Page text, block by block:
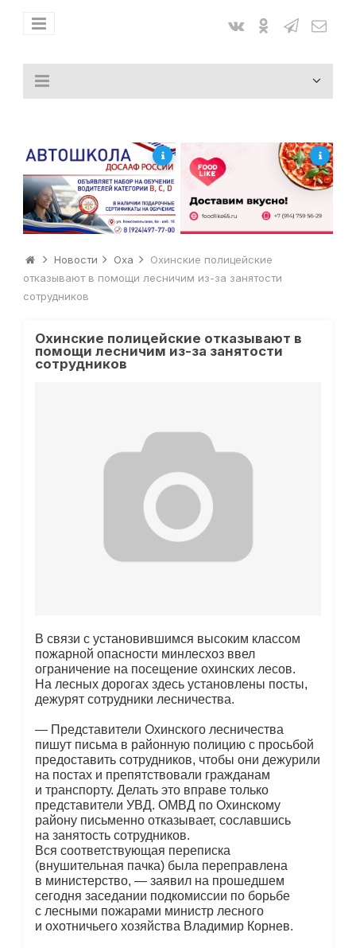
Новости Оха
Охинские полицейские
отказывают в помощи лесничим из-за занятости
сотрудников
Охинские полицейские отказывают в
помощи лесничим из-за занятости
сотрудников
В связи с установившимся высоким классом
пожарной опасности минлесхоз ввел
ограничение на посещение охинских лесов.
На лесных дорогах здесь установлены посты,
дежурят сотрудники лесничества.
— Представители Охинского лесничества
пишут письма в районную полицию с просьбой
предоставить сотрудников, чтобы они дежурили
на постах и препятствовали гражданам
и транспорту. Делать это вправе только
представители УВД. ОМВД по Охинскому
району письменно отказывает, сославшись
на занятость сотрудников.
Вся соответствующая переписка
(внушительная пачка) была переправлена
в министерство, — заявил на прошедшем
сегодня заседании подкомиссии по борьбе
с лесными пожарами министр лесного
и охотничьего хозяйства Владимир Корнев.